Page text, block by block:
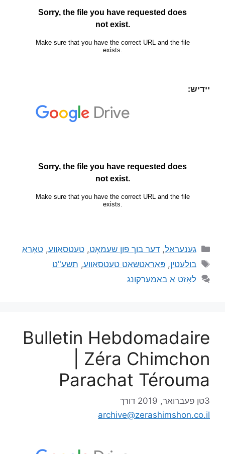
יידיש:
גענעראל,דער בוך פון שעמאָט,טעטסאַווע,טאָראַ
בולעטין,פּאַראַטשאַט טעטסאַווע, תשע"ט
לאָזט אַ באַמערקונג
Bulletin Hebdomadaire
| Zéra Chimchon
Parachat Térouma
3טן פעברואר, 2019
דורך
archive@zerashimshon.co.il